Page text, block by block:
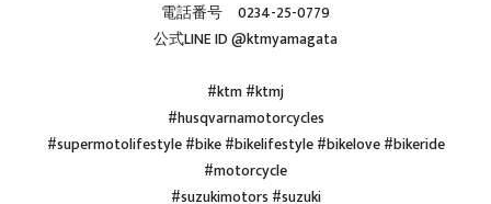
電話番号 0234-25-0779
公式LINE ID @ktmyamagata
#ktm #ktmj
#husqvarnamotorcycles
#supermotolifestyle #bike #bikelifestyle #bikelove #bikeride
#motorcycle
#suzukimotors #suzuki